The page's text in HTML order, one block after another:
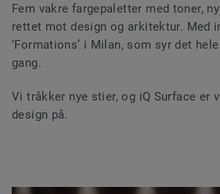
Fem vakre fargepaletter med toner,
rettet mot design og arkitektur. Med
‘Formations’ i Milan, som syr det
gang.
Vi tråkker nye stier, og iQ Surface er
design på.